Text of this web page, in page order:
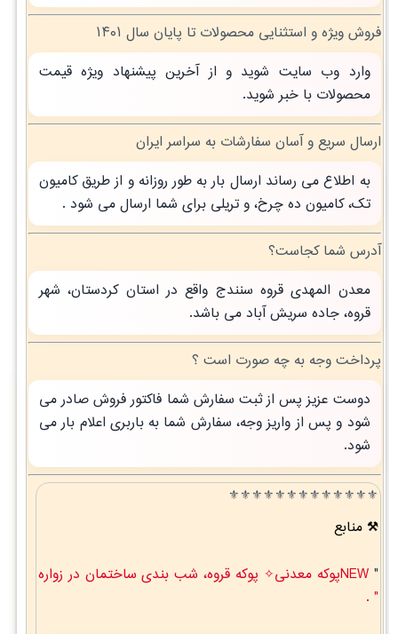
فروش ویژه و استثنایی محصولات تا پایان سال ۱۴۰۱
وارد وب سایت شوید و از آخرین پیشنهاد ویژه قیمت
محصولات با خبر شوید.
ارسال سریع و آسان سفارشات به سراسر ایران
به اطلاع می رساند ارسال بار به طور روزانه و از طریق کامیون
تک، کامیون ده چرخ، و تریلی برای شما ارسال می شود .
آدرس شما کجاست؟
معدن المهدی قروه سنندج واقع در استان کردستان، شهر
قروه، جاده سریش آباد می باشد.
پرداخت وجه به چه صورت است ؟
دوست عزیز پس از ثبت سفارش شما فاکتور فروش صادر می
شود و پس از واریز وجه، سفارش شما به باربری اعلام بار می
شود.
⚜️⚜️⚜️⚜️⚜️⚜️⚜️⚜️⚜️⚜️⚜️⚜️⚜️
منابع
"
NEWپوکه معدنی✧ پوکه قروه، شب بندی ساختمان در زواره
" .